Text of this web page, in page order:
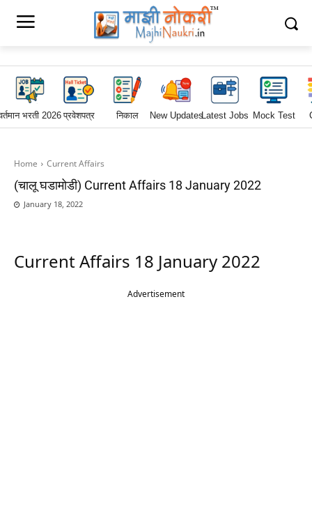
भरती 2026प्रवेशपत्र निकाल New UpdatesLatest Jobs Mock Test
Home Current Affairs
(चालू घडामोडी) Current Affairs 18 January 2022
January 18, 2022
Current Affairs 18 January 2022
Advertisement